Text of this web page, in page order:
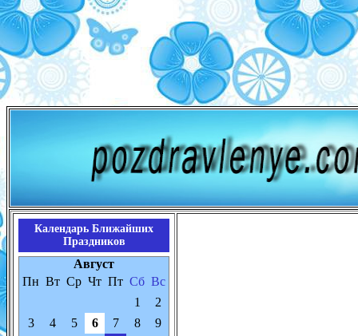
Календарь Ближайших
Праздников
Август
Пн Вт Ср Чт Пт Сб Вс
1
2
3
4 5 6 7 8
9